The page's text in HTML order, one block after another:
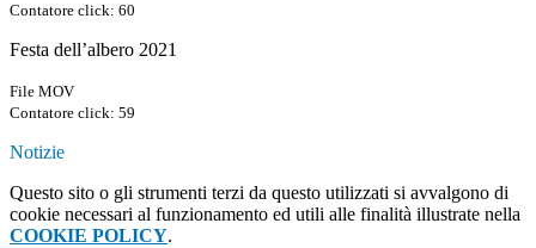
Contatore click: 60
Festa dell’albero 2021
File MOV
Contatore click: 59
Notizie
Questo sito o gli strumenti terzi da questo utilizzati si avvalgono di
cookie necessari al funzionamento ed utili alle finalità illustrate nella
COOKIE POLICY.